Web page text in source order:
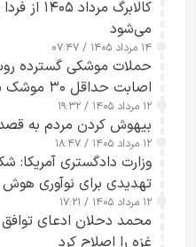
کالابرگ
می‌شود
۱۴ مرداد ۱۴۰۵ / ۰۷:۴۷
حملات موشکی گسترده
اصابت حداقل ۳۰ موشک بالستیک+ ویدیو
۱۲ مرداد ۱۴۰۵ / ۱۹:۳۲
بیهوش کردن مردم به
۱۲ مرداد ۱۴۰۵ / ۱۸:۴۷
تهدیدی برای نوآوری
۱۲ مرداد ۱۴۰۵ / ۱۷:۲۱
محمد دحلان ادعای
غزه را اصلاح کرد